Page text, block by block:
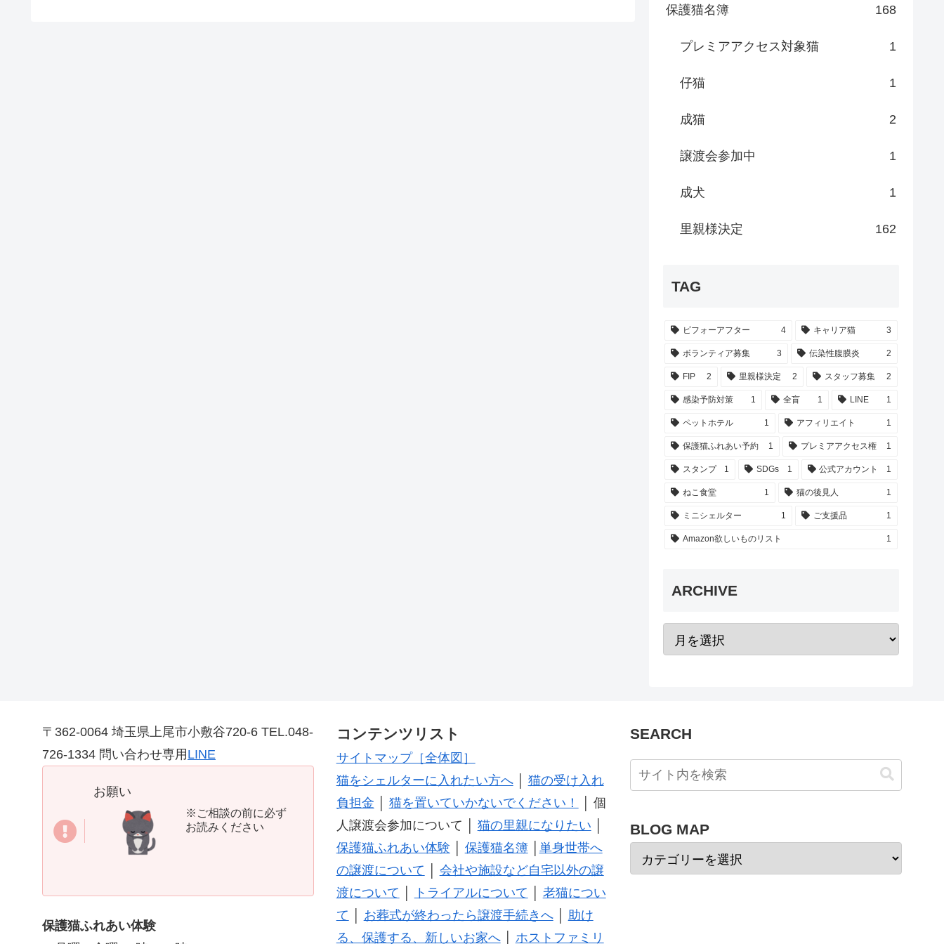
保護猫名簿 168
プレミアアクセス対象猫 1
仔猫 1
成猫 2
譲渡会参加中 1
成犬 1
里親様決定 162
TAG
ビフォーアフター 4 キャリア猫 3
ボランティア募集 3 伝染性腹膜炎 2
FIP 2 里親様決定 2 スタッフ募集 2
感染予防対策 1 全盲 1 LINE 1
ペットホテル 1 アフィリエイト 1
保護猫ふれあい予約 1 プレミアアクセス権 1
スタンプ 1 SDGs 1 公式アカウント 1
ねこ食堂 1 猫の後見人 1
ミニシェルター 1 ご支援品 1
Amazon欲しいものリスト 1
ARCHIVE
〒362-0064 埼玉県上尾市小敷谷720-6 TEL.048-
726-1334 問い合わせ専用 LINE
お願い
※ご相談の前に必ず
お読みください
保護猫ふれあい体験
コンテンツリスト
サイトマップ［全体図］
猫をシェルターに入れたい方へ│ 猫の受け入れ
負担金
猫を置いていかないでください！
│ 個
人譲渡会参加について │ 猫の里親になりたい
保護猫ふれあい体験
保護猫名簿│ 単身世帯へ
の譲渡について
会社や施設など自宅以外の譲
渡について
トライアルについて
老猫につい
て
お葬式が終わったら譲渡手続きへ│
助け
る、保護する、新しいお家へ│ ホストファミリ
SEARCH
BLOG MAP